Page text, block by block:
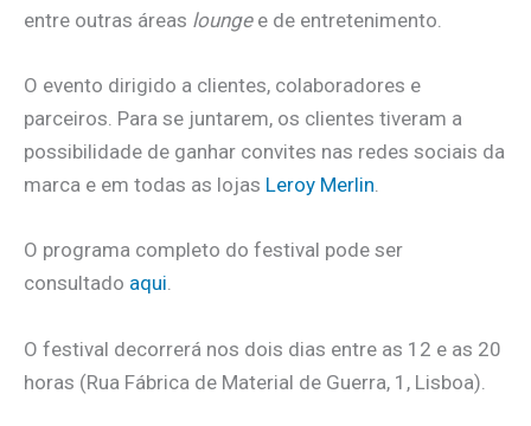
entre outras áreas loungee de entretenimento.
O evento dirigido a clientes, colaboradores e
parceiros. Para se juntarem, os clientes tiveram a
possibilidade de ganhar convites nas redes sociais da
marca e em todas as lojas Leroy Merlin.
O programa completo do festival pode ser
consultado aqui.
O festival decorrerá nos dois dias entre as 12 e as 20
horas (Rua Fábrica de Material de Guerra, 1, Lisboa).